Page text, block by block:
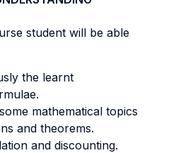
student will be able
the learnt
mathematical topics
and theorems.
and discounting.